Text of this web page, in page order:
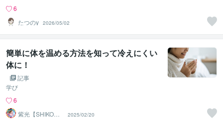
6
たつのy 2026/05/02
簡単に体を温める方法を知って冷えにくい
体に！
記事
学び
6
紫光【SHIKO】
遠隔透視鑑定士
2025/02/20